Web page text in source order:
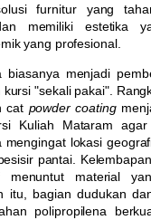
furnitur yang
memiliki estetika
yang profesional.
biasanya menjadi
kursi "sekali pakai".
cat powder coating
Kuliah Mataram
mengingat lokasi
pantai.
menuntut material
itu, bagian dudukan
polipropilena